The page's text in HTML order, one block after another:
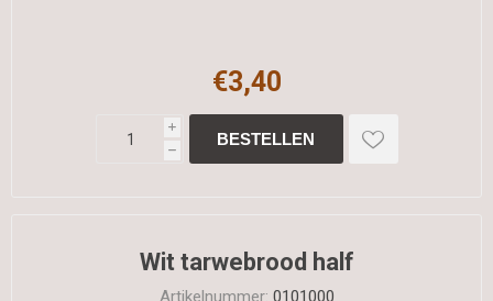
€3,40
i
h
Wit tarwebrood half
Artikelnummer: 0101000